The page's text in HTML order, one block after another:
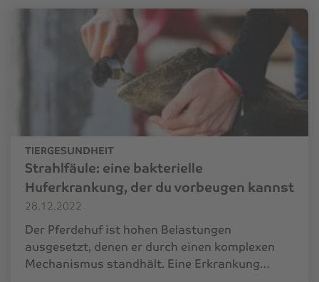
TIERGESUNDHEIT
Strahlfäule: eine bakterielle
Huferkrankung, der du vorbeugen kannst
28.12.2022
Der Pferdehuf ist hohen Belastungen
ausgesetzt, denen er durch einen komplexen
Mechanismus standhält. Eine Erkrankung…